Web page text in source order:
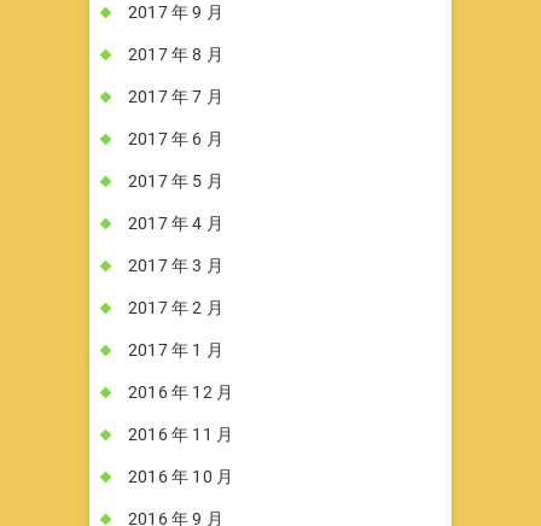
2017 年 9 月
2017 年 8 月
2017 年 7 月
2017 年 6 月
2017 年 5 月
2017 年 4 月
2017 年 3 月
2017 年 2 月
2017 年 1 月
2016 年 12 月
2016 年 11 月
2016 年 10 月
2016 年 9 月